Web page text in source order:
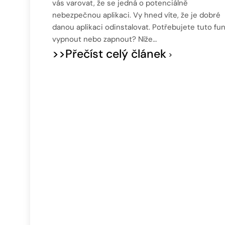
vás varovat, že se jedná o potenciálně
nebezpečnou aplikaci. Vy hned víte, že je dobré
danou aplikaci odinstalovat. Potřebujete tuto
vypnout nebo zapnout? Níže…
>>Přečíst celý článek